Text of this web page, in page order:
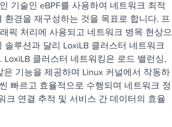
기술인 eBPF를 사용하여 네트워크 최적
경을 재구성하는 것을 목표로 합니다. 프
픽 처리에 사용되고 네트워크 병목 현상으
루션과 달리 LoxiLB 클러스터 네트워크
클러스터 네트워킹은 로드 밸런싱,
기능을 제공하며 Linux 커널에서 작동하
빠르고 효율적으로 수행되며 네트워크 정
크 연결 추적 및 서비스 간 데이터의 효율